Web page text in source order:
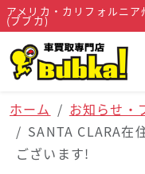
アメリカ・カリフォルニ
(ブブカ)
ホーム
お知らせ・
SANTA CLARA
ございます!